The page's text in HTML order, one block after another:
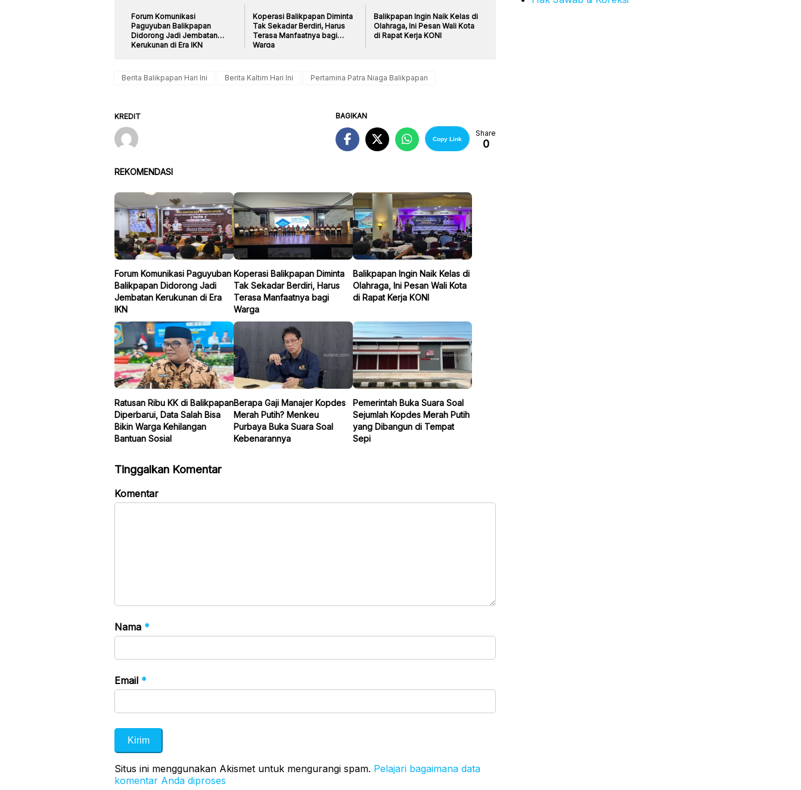
Forum Komunikasi
Paguyuban Balikpapan
Didorong Jadi Jembatan
Kerukunan di Era IKN
Koperasi Balikpapan Diminta
Tak Sekadar Berdiri, Harus
Terasa Manfaatnya bagi
Warga
Balikpapan Ingin Naik Kelas di
Olahraga, Ini Pesan Wali Kota
di Rapat Kerja KONI
Berita Balikpapan Hari Ini Berita Kaltim Hari Ini Pertamina Patra Niaga Balikpapan
KREDIT BAGIKAN
Copy Link
Share
0
REKOMENDASI
Forum Komunikasi Paguyuban
Balikpapan Didorong Jadi
Jembatan Kerukunan di Era
IKN
Koperasi Balikpapan Diminta
Tak Sekadar Berdiri, Harus
Terasa Manfaatnya bagi
Warga
Balikpapan Ingin Naik Kelas di
Olahraga, Ini Pesan Wali Kota
di Rapat Kerja KONI
Ratusan Ribu KK di Balikpapan
Diperbarui, Data Salah Bisa
Bikin Warga Kehilangan
Bantuan Sosial
Berapa Gaji Manajer Kopdes
Merah Putih? Menkeu
Purbaya Buka Suara Soal
Kebenarannya
Pemerintah Buka Suara Soal
Sejumlah Kopdes Merah Putih
yang Dibangun di Tempat
Sepi
Tinggalkan Komentar
Komentar
Nama *
Email *
Situs ini menggunakan Akismet untuk mengurangi spam. Pelajari bagaimana data
komentar Anda diproses